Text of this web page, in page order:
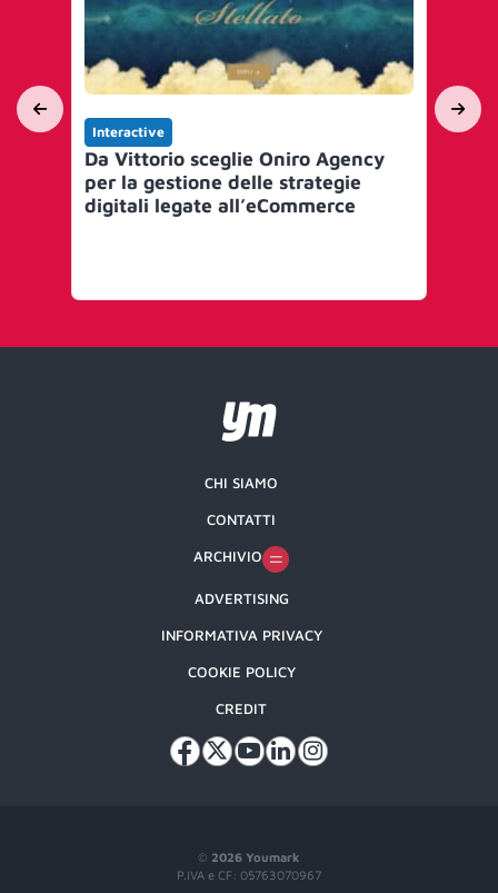
Interactive
Da Vittorio sceglie Oniro Agency
per la gestione delle strategie
digitali legate all’eCommerce
© 2026 Youmark
P.IVA e CF: 05763070967
CHI SIAMO
CONTATTI
ARCHIVIO
ADVERTISING
INFORMATIVA PRIVACY
COOKIE POLICY
CREDIT